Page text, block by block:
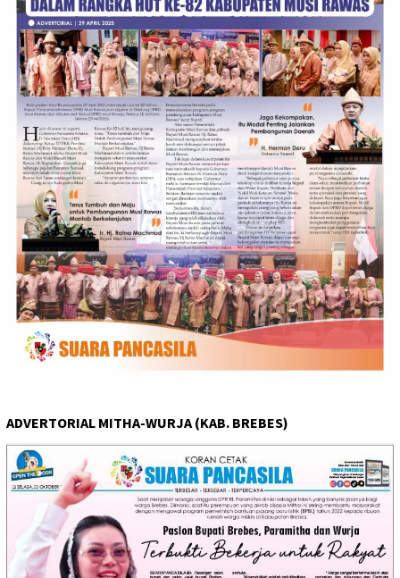
ADVERTORIAL MITHA-WURJA (KAB. BREBES)